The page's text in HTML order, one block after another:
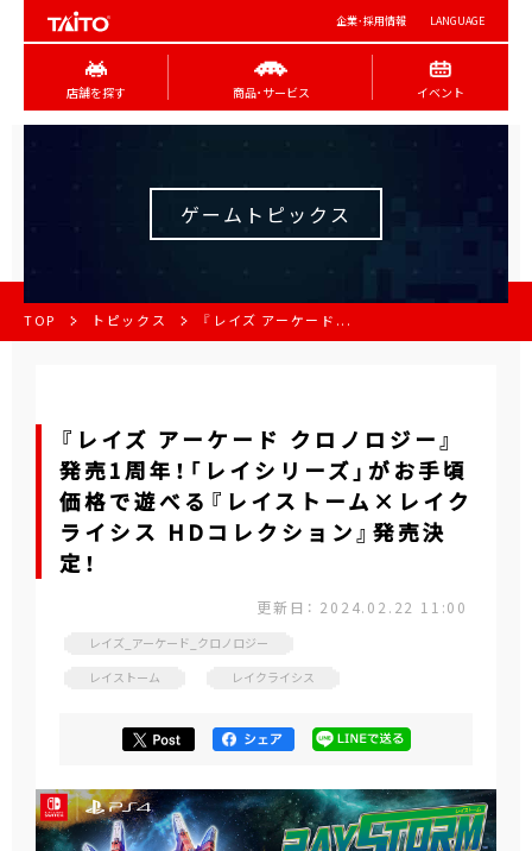
企業･採用情報 LANGUAGE
店舗を探す 商品･サービス イベント
ゲームトピックス
TOP トピックス 『レイズ アーケード...
『レイズ アーケード クロノロジー』
発売1周年！「レイシリーズ」がお手頃
価格で遊べる『レイストーム×レイク
ライシス HDコレクション』発売決
定！
更新日： 2024.02.22 11:00
レイズ_アーケード_クロノロジー
レイストーム
レイクライシス